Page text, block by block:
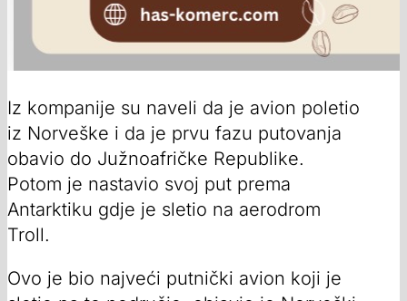
Iz kompanije su naveli da je avion poletio
iz Norveške i da je prvu fazu putovanja
obavio do Južnoafričke Republike.
Potom je nastavio svoj put prema
Antarktiku gdje je sletio na aerodrom
Troll.
Ovo je bio najveći putnički avion koji je